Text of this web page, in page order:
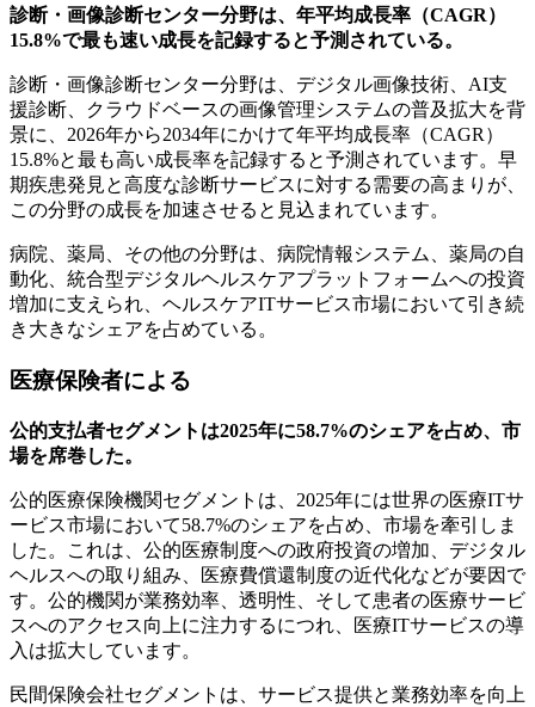
診断・画像診断センター分野は、年平均成長率（CAGR）
15.8%で最も速い成長を記録すると予測されている。
診断・画像診断センター分野は、デジタル画像技術、AI支
援診断、クラウドベースの画像管理システムの普及拡大を背
景に、2026年から2034年にかけて年平均成長率（CAGR）
15.8%と最も高い成長率を記録すると予測されています。早
期疾患発見と高度な診断サービスに対する需要の高まりが、
この分野の成長を加速させると見込まれています。
病院、薬局、その他の分野は、病院情報システム、薬局の自
動化、統合型デジタルヘルスケアプラットフォームへの投資
増加に支えられ、ヘルスケアITサービス市場において引き続
き大きなシェアを占めている。
医療保険者による
公的支払者セグメントは2025年に58.7%のシェアを占め、市
場を席巻した。
公的医療保険機関セグメントは、2025年には世界の医療ITサ
ービス市場において58.7%のシェアを占め、市場を牽引しま
した。これは、公的医療制度への政府投資の増加、デジタル
ヘルスへの取り組み、医療費償還制度の近代化などが要因で
す。公的機関が業務効率、透明性、そして患者の医療サービ
スへのアクセス向上に注力するにつれ、医療ITサービスの導
入は拡大しています。
民間保険会社セグメントは、サービス提供と業務効率を向上